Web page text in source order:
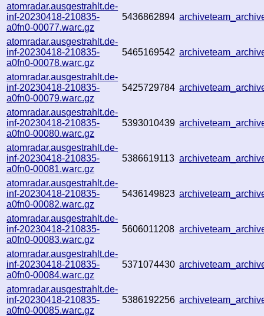
atomradar.ausgestrahlt.de-
inf-20230418-210835-
a0fn0-00077.warc.gz
5436862894
atomradar.ausgestrahlt.de-
inf-20230418-210835-
a0fn0-00078.warc.gz
5465169542
atomradar.ausgestrahlt.de-
inf-20230418-210835-
a0fn0-00079.warc.gz
5425729784
atomradar.ausgestrahlt.de-
inf-20230418-210835-
a0fn0-00080.warc.gz
5393010439
atomradar.ausgestrahlt.de-
inf-20230418-210835-
a0fn0-00081.warc.gz
5386619113
atomradar.ausgestrahlt.de-
inf-20230418-210835-
a0fn0-00082.warc.gz
5436149823
atomradar.ausgestrahlt.de-
inf-20230418-210835-
a0fn0-00083.warc.gz
5606011208
atomradar.ausgestrahlt.de-
inf-20230418-210835-
a0fn0-00084.warc.gz
5371074430
atomradar.ausgestrahlt.de-
inf-20230418-210835-
a0fn0-00085.warc.gz
5386192256